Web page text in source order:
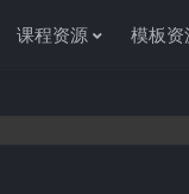
课程资源 模板资